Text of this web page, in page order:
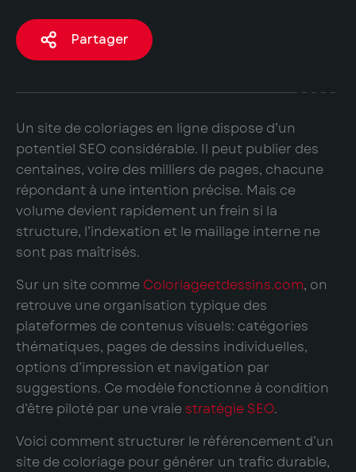
Partager
Un site de coloriages en ligne dispose d’un
potentiel SEO considérable. Il peut publier des
centaines, voire des milliers de pages, chacune
répondant à une intention précise. Mais ce
volume devient rapidement un frein si la
structure, l’indexation et le maillage interne ne
sont pas maîtrisés.
Sur un site comme Coloriageetdessins.com, on
retrouve une organisation typique des
plateformes de contenus visuels: catégories
thématiques, pages de dessins individuelles,
options d’impression et navigation par
suggestions. Ce modèle fonctionne à condition
d’être piloté par une vraie stratégie SEO.
Voici comment structurer le référencement d’un
site de coloriage pour générer un trafic durable,